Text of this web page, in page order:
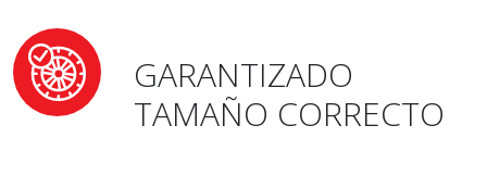
GARANTIZADO
TAMAÑO CORRECTO